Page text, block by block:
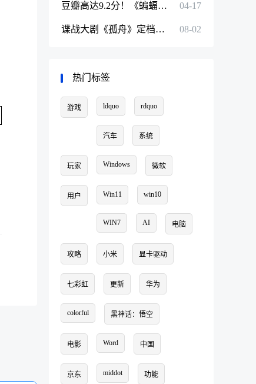
豆瓣高达9.2分！《蝙蝠侠：黑暗骑士》有望5月内地上映 04-17
谍战大剧《孤舟》定档8月6日首播：张颂文、曾舜晞主演 08-02
热门标签
游戏 ldquo rdquo
汽车 系统
玩家 Windows 微软
用户 Win11 win10
WIN7 AI 电脑
攻略 小米 显卡驱动
七彩虹 更新 华为
colorful 黑神话：悟空
电影 Word 中国
京东 middot 功能